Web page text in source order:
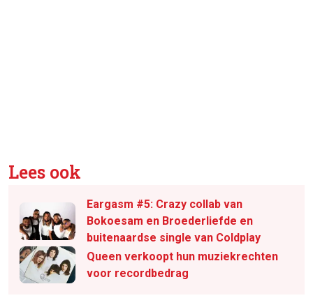
Lees ook
Eargasm #5: Crazy collab van
Bokoesam en Broederliefde en
buitenaardse single van Coldplay
Queen verkoopt hun muziekrechten
voor recordbedrag